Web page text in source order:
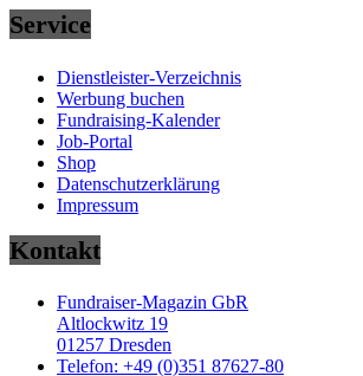
Service
Dienstleister-Verzeichnis
Werbung buchen
Fundraising-Kalender
Job-Portal
Shop
Datenschutzerklärung
Impressum
Kontakt
Fundraiser-Magazin GbR
Altlockwitz 19
01257 Dresden
Telefon: +49 (0)351 87627-80